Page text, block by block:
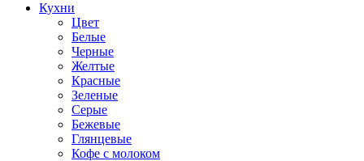
Кухни
Цвет
Белые
Черные
Желтые
Красные
Зеленые
Серые
Бежевые
Глянцевые
Кофе с молоком